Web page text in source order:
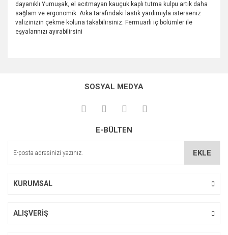
dayanıklı Yumuşak, el acıtmayan kauçuk kaplı tutma kulpu artık daha
sağlam ve ergonomik. Arka tarafındaki lastik yardımıyla isterseniz
valizinizin çekme koluna takabilirsiniz. Fermuarlı iç bölümler ile
eşyalarınızı ayırabilirsini
kullanarak tarafımıza iletebilirsiniz.
Görüş ve önerileriniz için teşekkür ederiz.
Ürün açıklamasında eksik bilgiler bulunuyor.
SOSYAL MEDYA
E-BÜLTEN
EKLE
KURUMSAL
ALIŞVERİŞ